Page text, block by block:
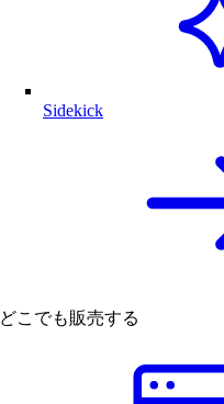
Sidekick
どこでも販売する